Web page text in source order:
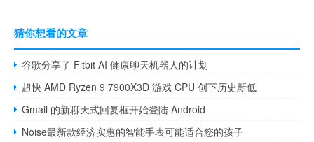
猜你想看的文章
谷歌分享了 Fitbit AI 健康聊天机器人的计划
超快 AMD Ryzen 9 7900X3D 游戏 CPU 创下历史新低
Gmail 的新聊天式回复框开始登陆 Android
Noise最新款经济实惠的智能手表可能适合您的孩子